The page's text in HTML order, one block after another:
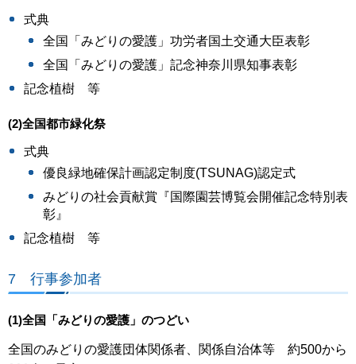
式典
全国「みどりの愛護」功労者国土交通大臣表彰
全国「みどりの愛護」記念神奈川県知事表彰
記念植樹 等
(2)全国都市緑化祭
式典
優良緑地確保計画認定制度(TSUNAG)認定式
みどりの社会貢献賞『国際園芸博覧会開催記念特別表
彰』
記念植樹 等
7 行事参加者
(1)全国「みどりの愛護」のつどい
全国のみどりの愛護団体関係者、関係自治体等 約500から